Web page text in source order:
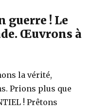
guerre ! Le
Œuvrons à
la vérité,
Prions plus que
! Prêtons